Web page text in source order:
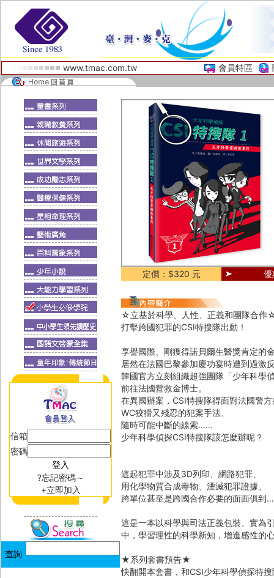
www.tmac.com.tw 會員特區
信箱
密碼
?忘記密碼～
+立即加入
定價：$320 元
☆立基於科學、人性、正義和團隊合作
打擊跨國犯罪的CSI特搜隊出動！
享譽國際、剛獲得諾貝爾生醫獎肯定的
居然在法國巴黎參加慶功宴時遭到過激
韓國官方立刻組織超強團隊「少年科學
前往法國營救金博士。
在異國辦案，CSI特搜隊得面對法國警
WC狡猾又殘忍的犯案手法、
隨時可能中斷的線索……
少年科學偵探CSI特搜隊該怎麼辦呢？
這起犯罪中涉及3D列印、網路犯罪、
用化學物質合成毒物、湮滅犯罪證據、
跨單位甚至是跨國合作必要的面面俱到
這是一本以科學與司法正義包裝、實為
中，學習理性的科學新知，增進感性的
★系列套書預告★
快翻開本套書，和CSI少年科學偵探特